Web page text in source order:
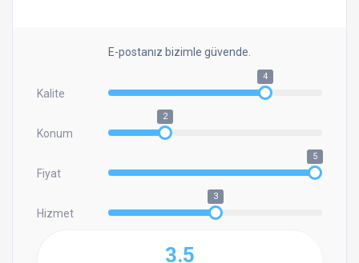
E-postanız bizimle güvende.
Kalite
4
Konum
2
Fiyat
5
Hizmet
3
3.5